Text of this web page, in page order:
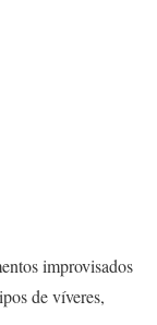
improvisados
de víveres,